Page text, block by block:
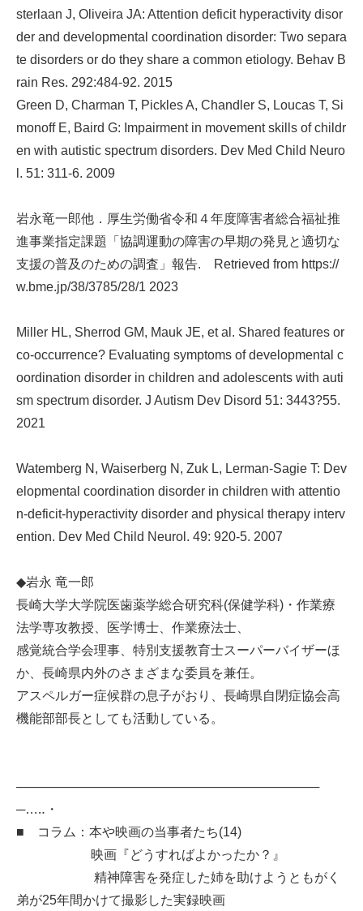
sterlaan J, Oliveira JA: Attention deficit hyperactivity disor
der and developmental coordination disorder: Two separa
te disorders or do they share a common etiology. Behav B
rain Res. 292:484-92. 2015
Green D, Charman T, Pickles A, Chandler S, Loucas T, Si
monoff E, Baird G: Impairment in movement skills of childr
en with autistic spectrum disorders. Dev Med Child Neuro
l. 51: 311-6. 2009
岩永竜一郎他．厚生労働省令和４年度障害者総合福祉推
進事業指定課題「協調運動の障害の早期の発見と適切な
支援の普及のための調査」報告. Retrieved from https://
w.bme.jp/38/3785/28/1 2023
Miller HL, Sherrod GM, Mauk JE, et al. Shared features or
co-occurrence? Evaluating symptoms of developmental c
oordination disorder in children and adolescents with auti
sm spectrum disorder. J Autism Dev Disord 51: 3443?55.
2021
Watemberg N, Waiserberg N, Zuk L, Lerman-Sagie T: Dev
elopmental coordination disorder in children with attentio
n-deficit-hyperactivity disorder and physical therapy interv
ention. Dev Med Child Neurol. 49: 920-5. 2007
◆岩永 竜一郎
長崎大学大学院医歯薬学総合研究科(保健学科)・作業療
法学専攻教授、医学博士、作業療法士、
感覚統合学会理事、特別支援教育士スーパーバイザーほ
か、長崎県内外のさまざまな委員を兼任。
アスペルガー症候群の息子がおり、長崎県自閉症協会高
機能部部長としても活動している。
──────────────────────────────────
─…‥・
■ コラム：本や映画の当事者たち(14)
映画『どうすればよかったか？』
精神障害を発症した姉を助けようともがく
弟が25年間かけて撮影した実録映画